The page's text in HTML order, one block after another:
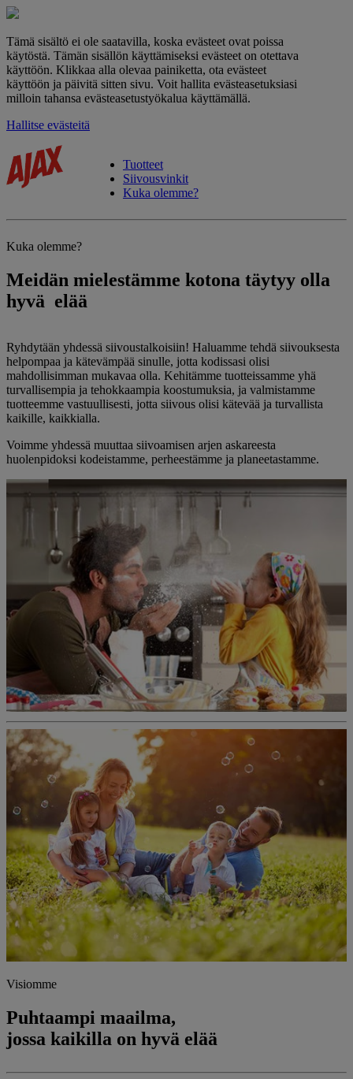
Tämä sisältö ei ole saatavilla, koska evästeet ovat poissa
käytöstä. Tämän sisällön käyttämiseksi evästeet on otettava
käyttöön. Klikkaa alla olevaa painiketta, ota evästeet
käyttöön ja päivitä sitten sivu. Voit hallita evästeasetuksiasi
milloin tahansa evästeasetustyökalua käyttämällä.
Hallitse evästeitä
Tuotteet
Siivousvinkit
Kuka olemme?
Kuka olemme?
Meidän mielestämme kotona täytyy olla
hyvä elää
Ryhdytään yhdessä siivoustalkoisiin! Haluamme tehdä siivouksesta
helpompaa ja kätevämpää sinulle, jotta kodissasi olisi
mahdollisimman mukavaa olla. Kehitämme tuotteissamme yhä
turvallisempia ja tehokkaampia koostumuksia, ja valmistamme
tuotteemme vastuullisesti, jotta siivous olisi kätevää ja turvallista
kaikille, kaikkialla.
Voimme yhdessä muuttaa siivoamisen arjen askareesta
huolenpidoksi kodeistamme, perheestämme ja planeetastamme.
Visiomme
Puhtaampi maailma,
jossa kaikilla on hyvä elää